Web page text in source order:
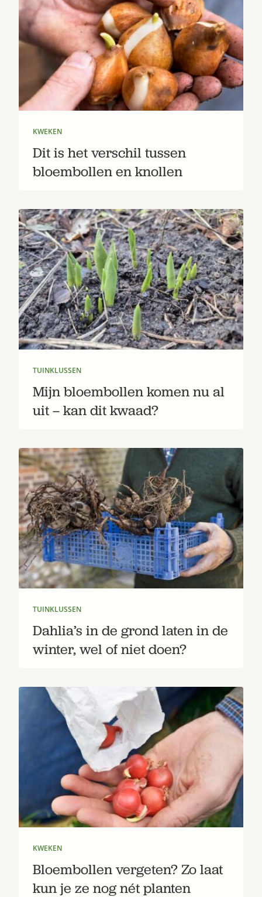
KWEKEN
Dit is het verschil tussen
bloembollen en knollen
TUINKLUSSEN
Mijn bloembollen komen nu al
uit – kan dit kwaad?
TUINKLUSSEN
Dahlia’s in de grond laten in de
winter, wel of niet doen?
KWEKEN
Bloembollen vergeten? Zo laat
kun je ze nog nét planten